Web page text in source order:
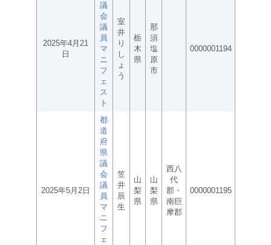
2025年4月21
日
議
会
議
員
マ
ニ
フ
ェ
ス
ト
室
井
り
し
ょ
う
栃
木
県
那
須
塩
原
市
0000001194
2025年5月2日
都
道
府
県
議
会
議
員
マ
ニ
フ
ェ
笠
井
辰
生
山
梨
県
山
梨
県
西八
代
郡・
南巨
摩郡
0000001195